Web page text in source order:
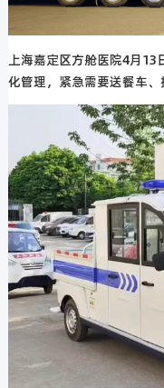
上海嘉定区方舱医院4月13
化管理，紧急需要送餐车、